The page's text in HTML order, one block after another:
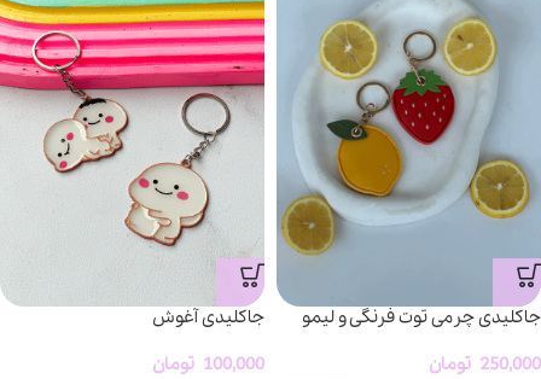
جاکلیدی چرمی توت فرنگی و لیمو
250,000 تومان
جاکلیدی آغوش
100,000 تومان